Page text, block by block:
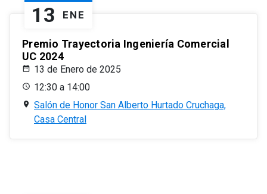
13 ENE
Premio Trayectoria Ingeniería Comercial
UC 2024
13 de Enero de 2025
12:30 a 14:00
Salón de Honor San Alberto Hurtado Cruchaga,
Casa Central